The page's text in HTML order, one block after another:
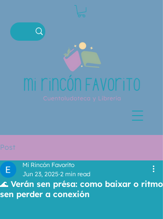
Post
🌊 Verán sen présa: como baixar o ritmo
sen perder a conexión
Mi Rincón Favorito
Jun 23, 2025 2 min read